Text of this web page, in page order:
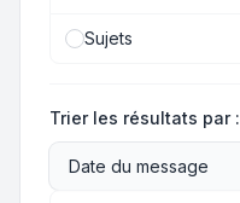
Sujets
Trier les résultats par :